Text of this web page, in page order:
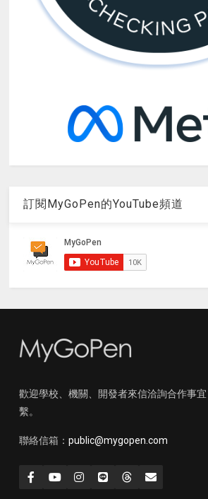
訂閱MyGoPen的YouTube頻道
歡迎學校、機關、開發者來信洽詢合作事
繫。
聯絡信箱： public@mygopen.com